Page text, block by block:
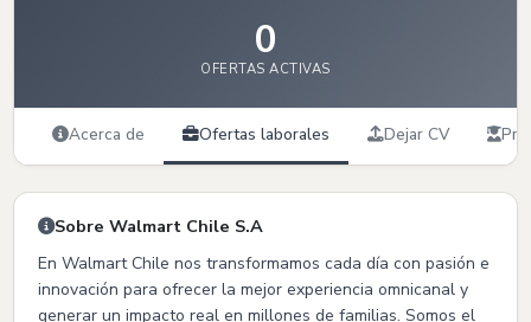
0
OFERTAS ACTIVAS
Acerca de Ofertas laborales Dejar CV
Sobre Walmart Chile S.A
En Walmart Chile nos transformamos cada día con pasión e
innovación para ofrecer la mejor experiencia omnicanal y
generar un impacto real en millones de familias. Somos el